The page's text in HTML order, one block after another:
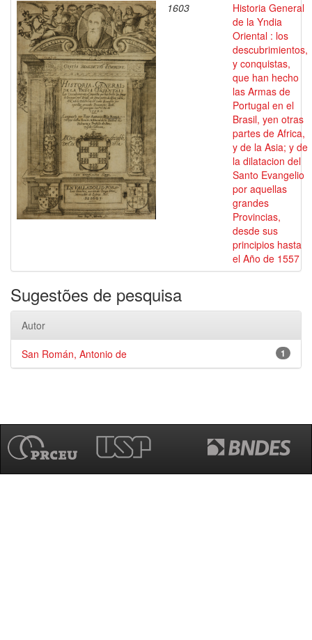
1603
Historia General
de la Yndia
Oriental : los
descubrimientos,
y conquistas,
que han hecho
las Armas de
Portugal en el
Brasil, yen otras
partes de Africa,
y de la Asia; y de
la dilatacion del
Santo Evangelio
por aquellas
grandes
Provincias,
desde sus
principios hasta
el Año de 1557
Sugestões de pesquisa
Autor
1
San Román, Antonio de